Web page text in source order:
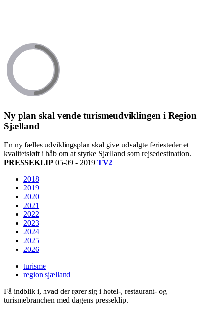
Ny plan skal vende turismeudviklingen i Region
Sjælland
En ny fælles udviklingsplan skal give udvalgte feriesteder et
kvalitetsløft i håb om at styrke Sjælland som rejsedestination.
PRESSEKLIP 05-09 - 2019 TV2
2018
2019
2020
2021
2022
2023
2024
2025
2026
turisme
region sjælland
Få indblik i, hvad der rører sig i hotel-, restaurant- og
turismebranchen med dagens presseklip.